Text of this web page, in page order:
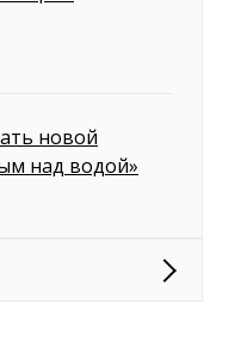
новой
над водой»